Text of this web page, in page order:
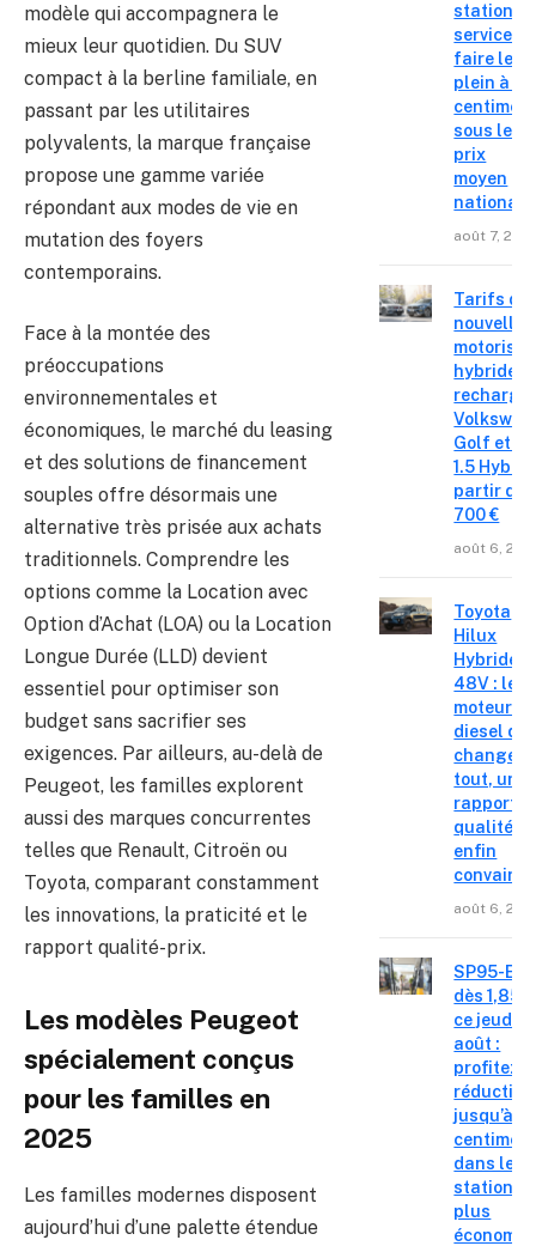
modèle qui accompagnera le
mieux leur quotidien. Du SUV
compact à la berline familiale, en
passant par les utilitaires
polyvalents, la marque française
propose une gamme variée
répondant aux modes de vie en
mutation des foyers
contemporains.
Face à la montée des
préoccupations
environnementales et
économiques, le marché du leasing
et des solutions de financement
souples offre désormais une
alternative très prisée aux achats
traditionnels. Comprendre les
options comme la Location avec
Option d’Achat (LOA) ou la Location
Longue Durée (LLD) devient
essentiel pour optimiser son
budget sans sacrifier ses
exigences. Par ailleurs, au-delà de
Peugeot, les familles explorent
aussi des marques concurrentes
telles que Renault, Citroën ou
Toyota, comparant constamment
les innovations, la praticité et le
rapport qualité-prix.
Les modèles Peugeot
spécialement conçus
pour les familles en
2025
Les familles modernes disposent
aujourd’hui d’une palette étendue
stations-
service où
faire le
plein à 19
centimes
sous le
prix
moyen
national
août 7,
Tarifs
nouvelles
hybrides
Golf et T-
1.5 Hybrid
partir de
700 €
août 6,
Toyota
Hilux
Hybride
48V : le
moteur
diesel qui
change
tout, un
rapport
qualité-
enfin
août 6,
SP95-E10
dès 1,85
ce jeudi 6
août :
profitez
jusqu’à 15
centimes
dans les
stations
plus